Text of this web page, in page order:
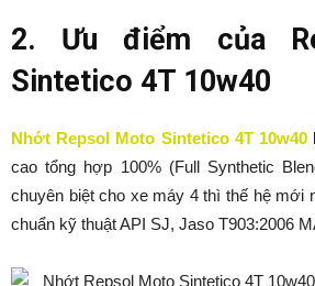
2. Ưu điểm của
Sintetico 4T 10w40
Nhớt Repsol Moto Sintetico 4T 10w40
cao tổng hợp 100% (Full Synthetic
chuyên biệt cho xe máy 4 thì thế hệ mới
chuẩn kỹ thuật API SJ, Jaso T903:2006